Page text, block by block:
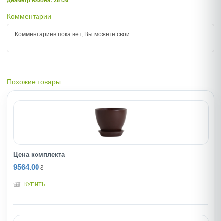
Комментарии
Комментариев пока нет, Вы можете свой.
Похожие товары
Цена комплекта
9564.00 ₴
КУПИТЬ